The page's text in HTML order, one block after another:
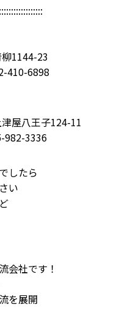
1144-23
410-6898
屋八王子124-11
982-3336
したら
い
会社です！
を展開